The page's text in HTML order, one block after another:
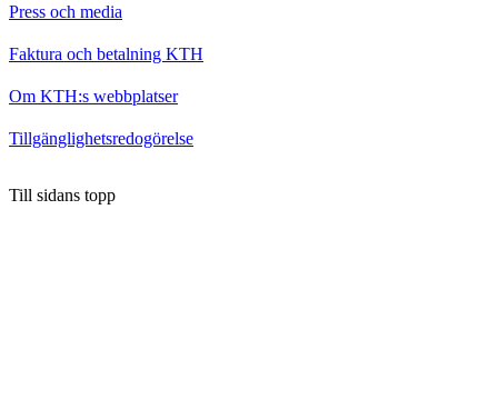
Press och media
Faktura och betalning KTH
Om KTH:s webbplatser
Tillgänglighetsredogörelse
Till sidans topp